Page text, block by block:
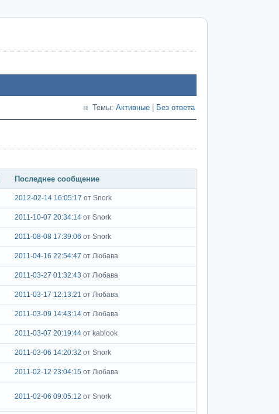
Темы: Активные Без ответа
Последнее сообщение
2012-02-14 16:05:17 от Snork
2011-10-07 20:34:14 от Snork
2011-08-08 17:39:06 от Snork
2011-04-16 22:54:47 от Любава
2011-03-27 01:32:43 от Любава
2011-03-17 12:13:21 от Любава
2011-03-09 14:43:14 от Любава
2011-03-07 20:19:44 от kablook
2011-03-06 14:20:32 от Snork
2011-02-12 23:04:15 от Любава
2011-02-06 09:05:12 от Snork